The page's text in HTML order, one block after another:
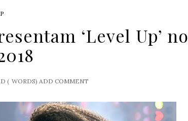
‘Level Up’ no
( WORDS) ADD COMMENT